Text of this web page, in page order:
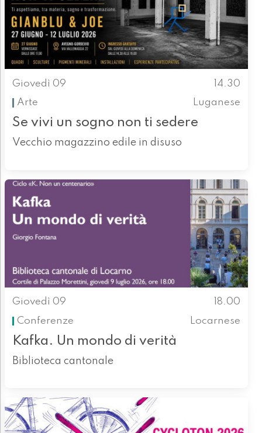
Giovedì 09
14.30
Arte
Luganese
Se vivi un sogno non ti sedere
Vecchio magazzino edile in disuso
Giovedì 09
18.00
Conferenze
Locarnese
Kafka. Un mondo di verità
Biblioteca cantonale